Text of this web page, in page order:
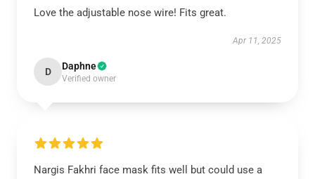
Love the adjustable nose wire! Fits great.
Apr 11, 2025
D Daphne
Verified owner
Nargis Fakhri face mask fits well but could use a